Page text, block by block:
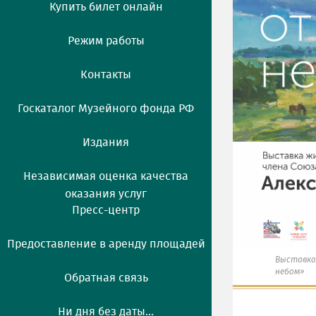
Купить билет онлайн
Режим работы
Контакты
Госкаталог Музейного фонда РФ
Издания
Независимая оценка качества
оказания услуг
Пресс-центр
Предоставление в аренду площадей
Обратная связь
Ни дня без даты...
небом»